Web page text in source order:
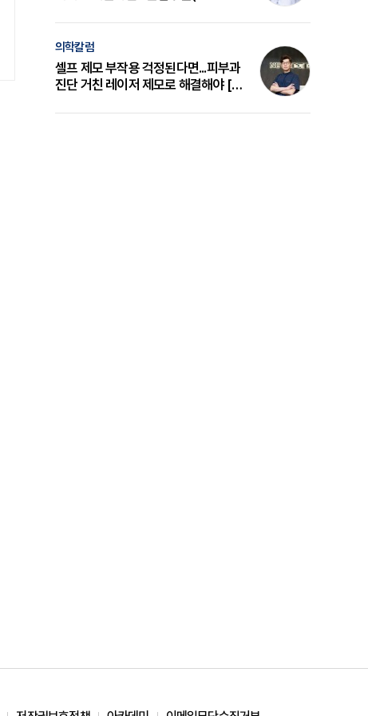
의학칼럼
셀프 제모 부작용 걱정된다면...피부과
진단 거친 레이저 제모로 해결해야 [변